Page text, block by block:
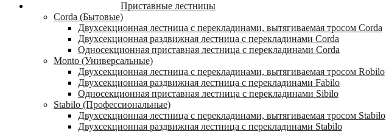
Приставные лестницы
Corda (Бытовые)
Двухсекционная лестница с перекладинами, вытягиваемая тросом Corda
Двухсекционная раздвижная лестница с перекладинами Corda
Односекционная приставная лестница с перекладинами Corda
Monto (Универсальные)
Двухсекционная лестница с перекладинами, вытягиваемая тросом Robilo
Двухсекционная раздвижная лестница с перекладинами Fabilo
Односекционная приставная лестница с перекладинами Sibilo
Stabilo (Профессиональные)
Двухсекционная лестница с перекладинами, вытягиваемая тросом Stabilo
Двухсекционная раздвижная лестница с перекладинами Stabilo